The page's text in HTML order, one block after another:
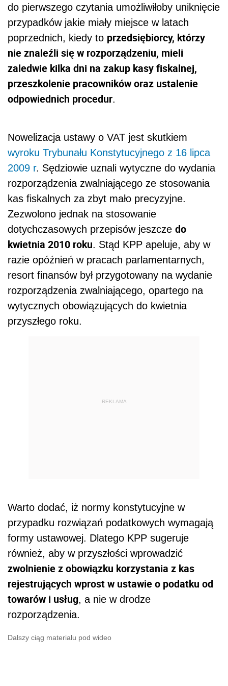
do pierwszego czytania umożliwiłoby uniknięcie
przypadków jakie miały miejsce w latach
poprzednich, kiedy to przedsiębiorcy, którzy
nie znaleźli się w rozporządzeniu, mieli
zaledwie kilka dni na zakup kasy fiskalnej,
przeszkolenie pracowników oraz ustalenie
odpowiednich procedur.
Nowelizacja ustawy o VAT jest skutkiem
wyroku Trybunału Konstytucyjnego z 16 lipca
2009 r. Sędziowie uznali wytyczne do wydania
rozporządzenia zwalniającego ze stosowania
kas fiskalnych za zbyt mało precyzyjne.
Zezwolono jednak na stosowanie
dotychczasowych przepisów jeszcze do
kwietnia 2010 roku. Stąd KPP apeluje, aby w
razie opóźnień w pracach parlamentarnych,
resort finansów był przygotowany na wydanie
rozporządzenia zwalniającego, opartego na
wytycznych obowiązujących do kwietnia
przyszłego roku.
REKLAMA
Warto dodać, iż normy konstytucyjne w
przypadku rozwiązań podatkowych wymagają
formy ustawowej. Dlatego KPP sugeruje
również, aby w przyszłości wprowadzić
zwolnienie z obowiązku korzystania z kas
rejestrujących wprost w ustawie o podatku od
towarów i usług, a nie w drodze
rozporządzenia.
Dalszy ciąg materiału pod wideo